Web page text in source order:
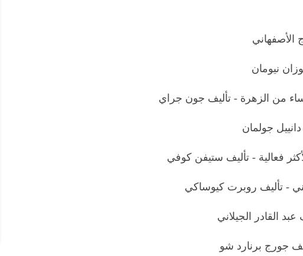
الأصفهاني
نيومان
من الزهرة - تأليف جون جراي
جولمان
فعالية - تأليف ستيفن كوفي
- تأليف روبرت كيوساكي
القادر الجيلاني
جورج برنارد شو